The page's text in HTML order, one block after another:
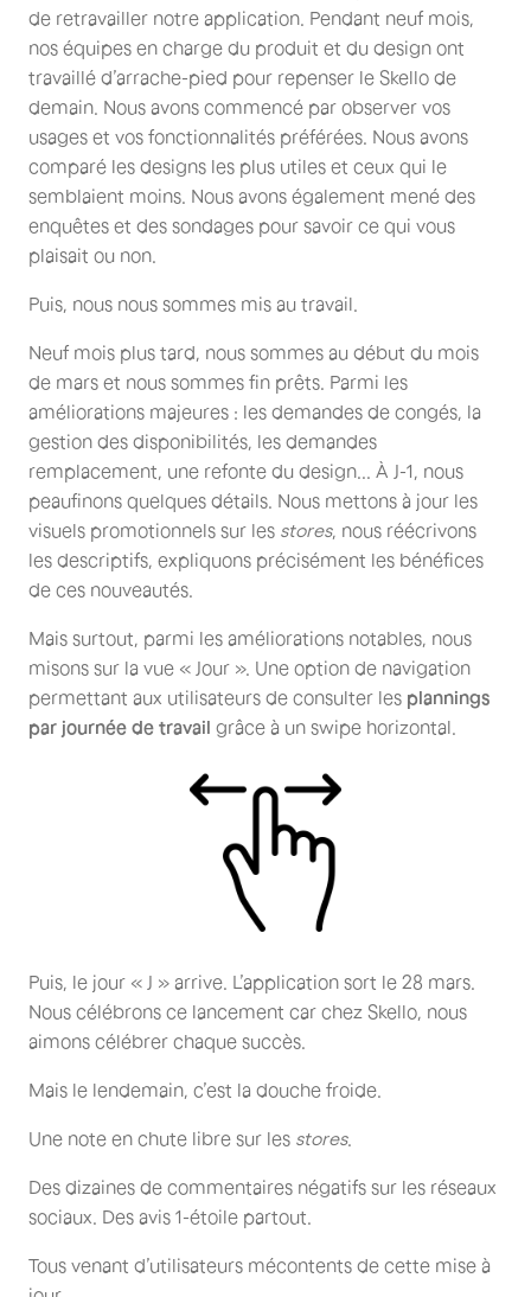
de retravailler notre application. Pendant neuf mois,
nos équipes en charge du produit et du design ont
travaillé d’arrache-pied pour repenser le Skello de
demain. Nous avons commencé par observer vos
usages et vos fonctionnalités préférées. Nous avons
comparé les designs les plus utiles et ceux qui le
semblaient moins. Nous avons également mené des
enquêtes et des sondages pour savoir ce qui vous
plaisait ou non.
Puis, nous nous sommes mis au travail.
Neuf mois plus tard, nous sommes au début du mois
de mars et nous sommes fin prêts. Parmi les
améliorations majeures : les demandes de congés, la
gestion des disponibilités, les demandes
remplacement, une refonte du design... À J-1, nous
peaufinons quelques détails. Nous mettons à jour les
visuels promotionnels sur les stores, nous réécrivons
les descriptifs, expliquons précisément les bénéfices
de ces nouveautés.
Mais surtout, parmi les améliorations notables, nous
misons sur la vue « Jour ». Une option de navigation
permettant aux utilisateurs de consulter les plannings
par journée de travail grâce à un swipe horizontal.
Puis, le jour « J » arrive. L’application sort le 28 mars.
Nous célébrons ce lancement car chez Skello, nous
aimons célébrer chaque succès.
Mais le lendemain, c’est la douche froide.
Une note en chute libre sur les stores.
Des dizaines de commentaires négatifs sur les réseaux
sociaux. Des avis 1-étoile partout.
Tous venant d’utilisateurs mécontents de cette mise à